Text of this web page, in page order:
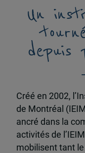
Un
Créé en 2002,
de Montréal
ancré dans la
activités de
mobilisent tant